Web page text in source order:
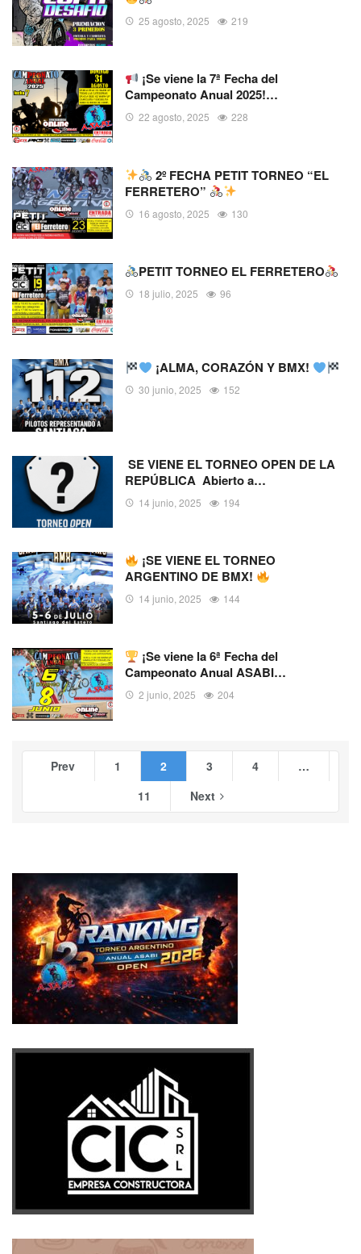
25 agosto, 2025 219
¡Se viene la 7ª Fecha del
Campeonato Anual 2025!…
22 agosto, 2025 228
2º FECHA PETIT TORNEO “EL
FERRETERO”
16 agosto, 2025 130
PETIT TORNEO EL FERRETERO
18 julio, 2025 96
¡ALMA, CORAZÓN Y BMX!
30 junio, 2025 152
SE VIENE EL TORNEO OPEN DE LA
REPÚBLICA Abierto a…
14 junio, 2025 194
¡SE VIENE EL TORNEO
ARGENTINO DE BMX!
14 junio, 2025 144
¡Se viene la 6ª Fecha del
Campeonato Anual ASABI…
2 junio, 2025 204
Prev 1 2 3 4
…
11
Next